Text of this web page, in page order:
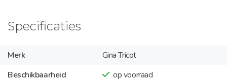
Specificaties
Merk
Gina Tricot
Beschikbaarheid
op voorraad